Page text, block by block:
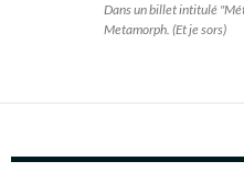
Dans un billet intitulé
Metamorph. (Et je sors)